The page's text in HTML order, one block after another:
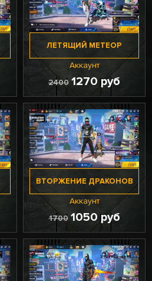
ЛЕТЯЩИЙ МЕТЕОР
Аккаунт
2400 1270 руб
ВТОРЖЕНИЕ ДРАКОНОВ
Аккаунт
1700 1050 руб